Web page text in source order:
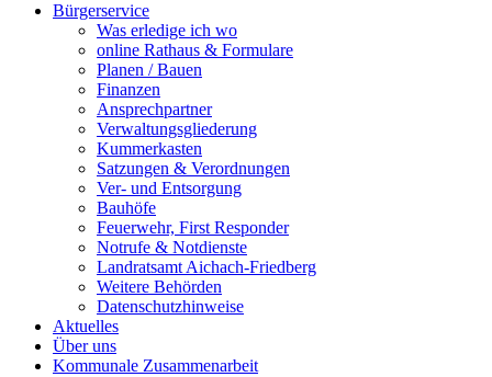
Bürgerservice
Was erledige ich wo
online Rathaus & Formulare
Planen / Bauen
Finanzen
Ansprechpartner
Verwaltungsgliederung
Kummerkasten
Satzungen & Verordnungen
Ver- und Entsorgung
Bauhöfe
Feuerwehr, First Responder
Notrufe & Notdienste
Landratsamt Aichach-Friedberg
Weitere Behörden
Datenschutzhinweise
Aktuelles
Über uns
Kommunale Zusammenarbeit